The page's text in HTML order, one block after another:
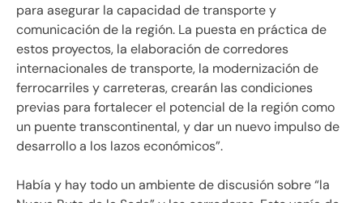
para asegurar la capacidad de transporte y
comunicación de la región. La puesta en práctica de
estos proyectos, la elaboración de corredores
internacionales de transporte, la modernización de
ferrocarriles y carreteras, crearán las condiciones
previas para fortalecer el potencial de la región como
un puente transcontinental, y dar un nuevo impulso de
desarrollo a los lazos económicos .
Había y hay todo un ambiente de discusión sobre la